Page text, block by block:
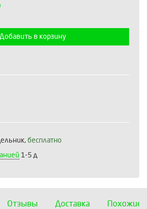
Добавить в корзину
бесплатно
1-5 д
Отзывы Доставка Похожие